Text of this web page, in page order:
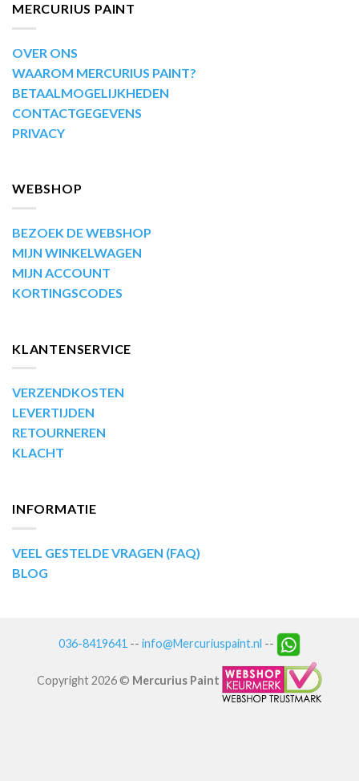
MERCURIUS PAINT
OVER ONS
WAAROM MERCURIUS PAINT?
BETAALMOGELIJKHEDEN
CONTACTGEGEVENS
PRIVACY
WEBSHOP
BEZOEK DE WEBSHOP
MIJN WINKELWAGEN
MIJN ACCOUNT
KORTINGSCODES
KLANTENSERVICE
VERZENDKOSTEN
LEVERTIJDEN
RETOURNEREN
KLACHT
INFORMATIE
VEEL GESTELDE VRAGEN (FAQ)
BLOG
036-8419641 -- info@Mercuriuspaint.nl --
Copyright 2026 © Mercurius Paint